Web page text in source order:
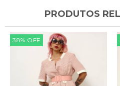
PRODUTOS
38% OFF